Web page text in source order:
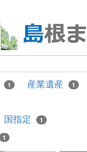
1 産業遺産 1
国指定 1
1